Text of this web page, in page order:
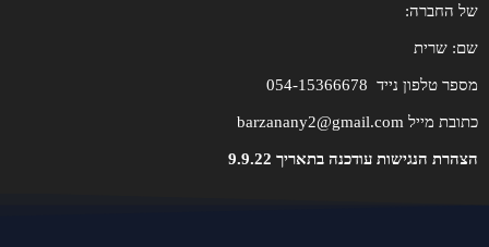
של החברה:
שם: שרית
מספר טלפון נייד 054-15366678
כתובת מייל barzanany2@gmail.com
הצהרת הנגישות עודכנה בתאריך 9.9.22